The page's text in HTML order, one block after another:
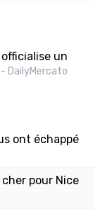
un
- DailyMercato
ont échappé
pour Nice